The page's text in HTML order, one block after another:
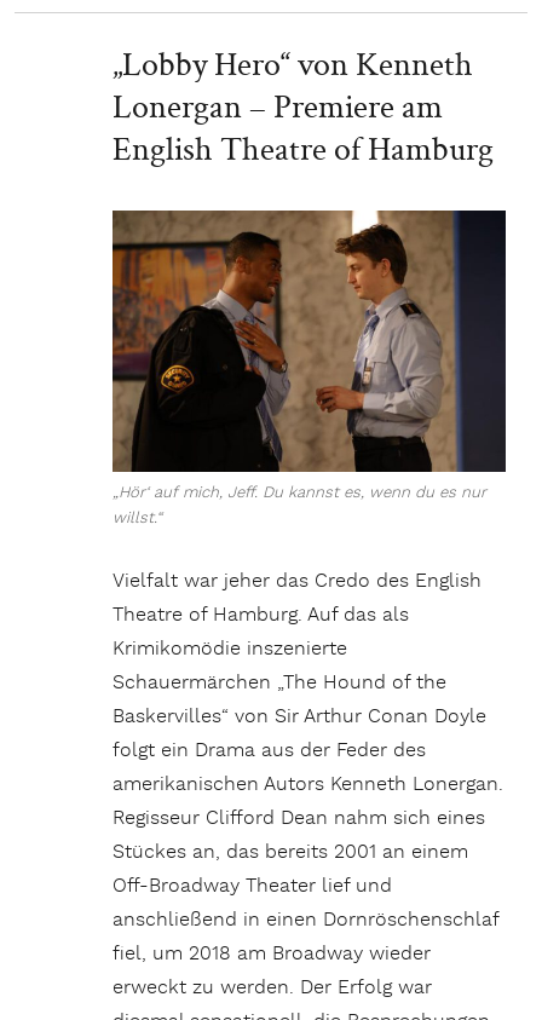
„Lobby Hero“ von Kenneth
Lonergan – Premiere am
English Theatre of Hamburg
„Hör‘ auf mich, Jeff. Du kannst es, wenn du es nur
willst.“
Vielfalt war jeher das Credo des English
Theatre of Hamburg. Auf das als
Krimikomödie inszenierte
Schauermärchen „The Hound of the
Baskervilles“ von Sir Arthur Conan Doyle
folgt ein Drama aus der Feder des
amerikanischen Autors Kenneth Lonergan.
Regisseur Clifford Dean nahm sich eines
Stückes an, das bereits 2001 an einem
Off-Broadway Theater lief und
anschließend in einen Dornröschenschlaf
fiel, um 2018 am Broadway wieder
erweckt zu werden. Der Erfolg war